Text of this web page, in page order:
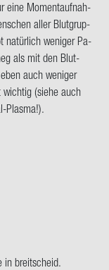
eine Mo­ment­auf­nah­
aller Blut­grup­
na­tür­lich we­ni­ger Pa­
als mit den Blut­
auch we­ni­ger
wich­tig (siehe auch
​Plasma!).
in breit­scheid.